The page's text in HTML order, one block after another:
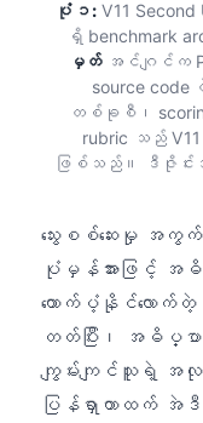
ပုံ ၁:V11 Second
ရှိ benchmark
မှတ်အင်ဂျင်က
source
တစ်ခုစီ၊
rubric သည်
ဖြစ်သည်။ ဒီဇိုင်းအ
သွေးစစ်ဆေးမှု အကွ
ပုံမှန်အားဖြင့် အဓိ
ထောက်ပံ့နိုင်လောက်
တတ်ပြီး၊ အဓိပ္ပ
ကျွမ်းကျင်သူရဲ့
ပြန်ရှာတာထက်